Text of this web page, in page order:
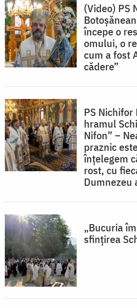
(Video) PS
începe o
omului, o
cum a fost
cădere”
PS
hramul
Nifon” –
praznic
înțelegem
rost, cu
Dumnezeu
„Bucuria
sfinţirea